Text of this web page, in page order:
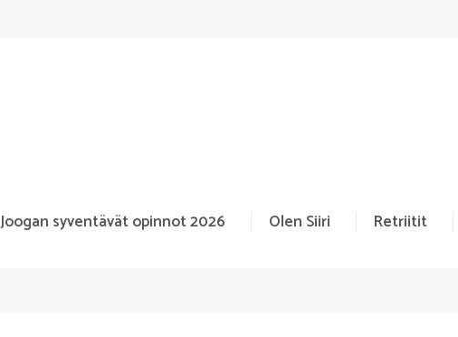
Joogan syventävät opinnot 2026 Olen Siiri Retriitit